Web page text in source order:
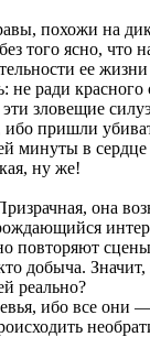
похожи на
того ясно, что
ее
не ради
эти зловещие
пришли
минуты в
ну же!
она
повторяют
добыча.
реально?
ибо все они